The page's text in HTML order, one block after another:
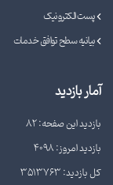
پست الکترونیک
بیانیه سطح توافق خدمات
آمار بازدید
بازدید این صفحه: 82
بازدید امروز: 4098
کل بازدید: 3513763